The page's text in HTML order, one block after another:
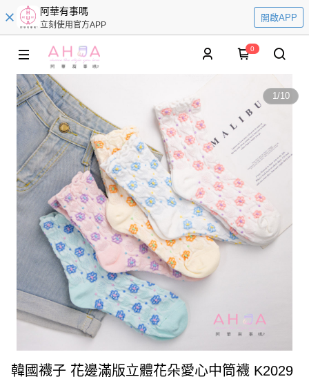
阿華有事嗎
立刻使用官方APP
開啟APP
0
1/10
韓國襪子 花邊滿版立體花朵愛心中筒襪 K2029